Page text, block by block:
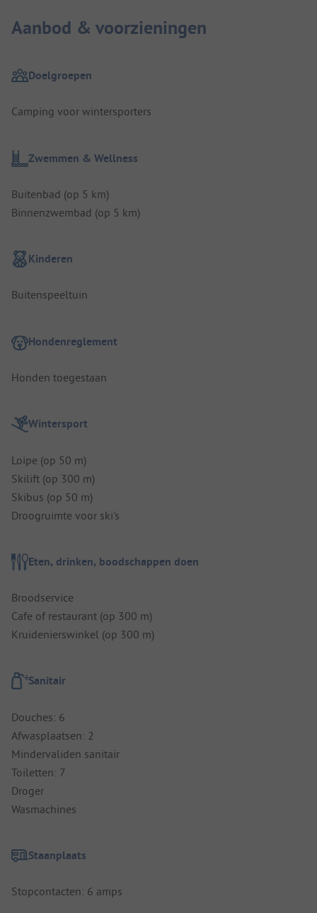
Aanbod & voorzieningen
Doelgroepen
Camping voor wintersporters
Zwemmen & Wellness
Buitenbad (op 5 km)
Binnenzwembad (op 5 km)
Kinderen
Buitenspeeltuin
Hondenreglement
Honden toegestaan
Wintersport
Loipe (op 50 m)
Skilift (op 300 m)
Skibus (op 50 m)
Droogruimte voor ski's
Eten, drinken, boodschappen doen
Broodservice
Cafe of restaurant (op 300 m)
Kruidenierswinkel (op 300 m)
Sanitair
Douches: 6
Afwasplaatsen: 2
Mindervaliden sanitair
Toiletten: 7
Droger
Wasmachines
Staanplaats
Stopcontacten: 6 amps